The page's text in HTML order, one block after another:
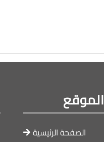
الصفحة الرئيسية